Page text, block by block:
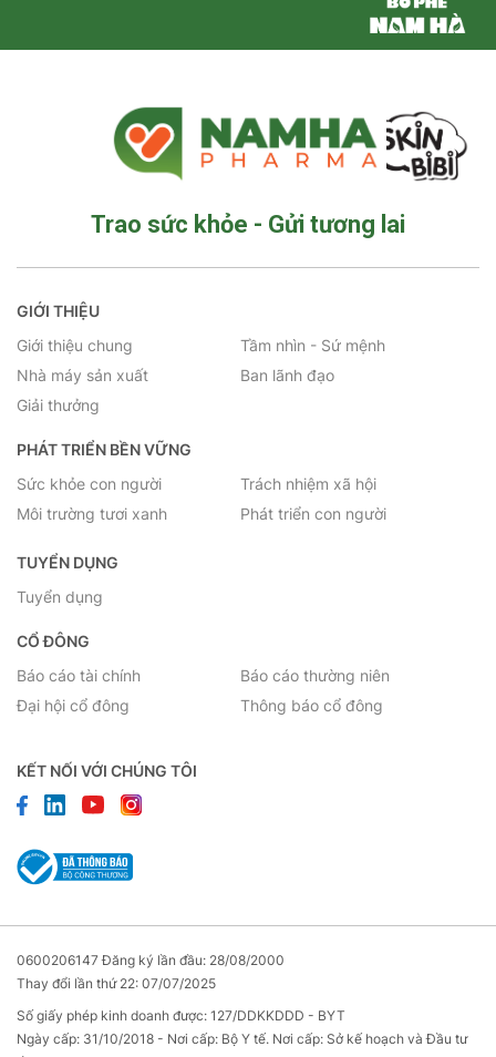
Trao sức khỏe - Gửi tương lai
KẾT NỐI VỚI CHÚNG TÔI
GIỚI THIỆU
Giới thiệu chung
Tầm nhìn - Sứ mệnh
Nhà máy sản xuất
Ban lãnh đạo
Giải thưởng
PHÁT TRIỂN BỀN VỮNG
Sức khỏe con người
Trách nhiệm xã hội
Môi trường tươi xanh
Phát triển con người
TUYỂN DỤNG
Tuyển dụng
CỔ ĐÔNG
Báo cáo tài chính
Báo cáo thường niên
Đại hội cổ đông
Thông báo cổ đông
0600206147 Đăng ký lần đầu: 28/08/2000
Thay đổi lần thứ 22: 07/07/2025
Số giấy phép kinh doanh được: 127/DDKKDDD - BYT
Ngày cấp: 31/10/2018 - Nơi cấp: Bộ Y tế. Nơi cấp: Sở kế hoạch và Đầu tư